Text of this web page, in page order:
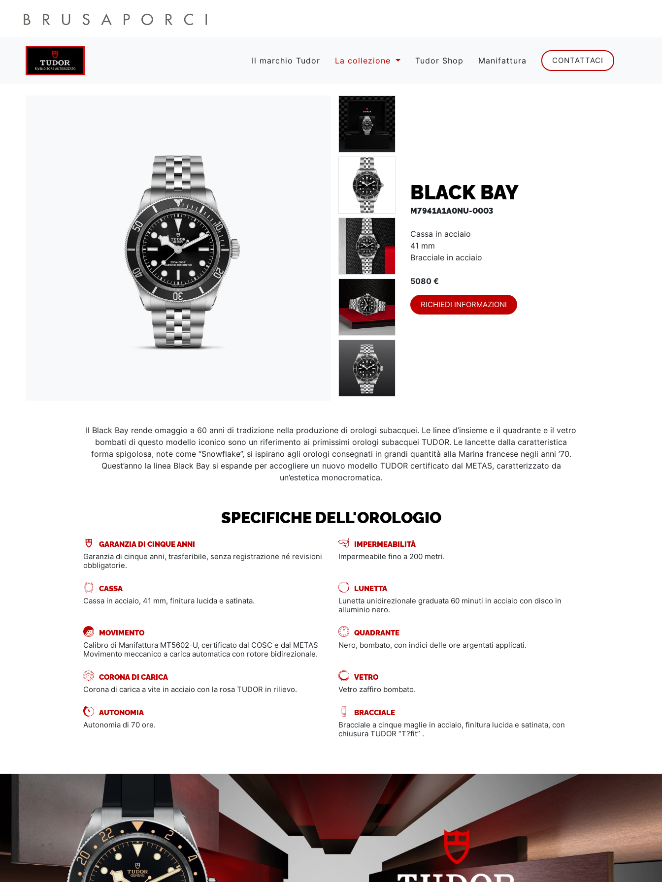
Il marchio Tudor La collezione Tudor Shop Manifattura CONTATTACI
BLACK BAY
M7941A1A0NU-0003
Cassa in acciaio
41 mm
Bracciale in acciaio
5080 €
RICHIEDI INFORMAZIONI
Il Black Bay rende omaggio a 60 anni di tradizione nella produzione di orologi subacquei. Le linee d’insieme e il quadrante e il vetro
bombati di questo modello iconico sono un riferimento ai primissimi orologi subacquei TUDOR. Le lancette dalla caratteristica
forma spigolosa, note come “Snowflake”, si ispirano agli orologi consegnati in grandi quantità alla Marina francese negli anni ’70.
Quest’anno la linea Black Bay si espande per accogliere un nuovo modello TUDOR certificato dal METAS, caratterizzato da
un’estetica monocromatica.
SPECIFICHE DELL'OROLOGIO
GARANZIA DI CINQUE ANNI
Garanzia di cinque anni, trasferibile, senza registrazione né revisioni
obbligatorie.
IMPERMEABILITÀ
Impermeabile fino a 200 metri.
CASSA
Cassa in acciaio, 41 mm, finitura lucida e satinata.
LUNETTA
Lunetta unidirezionale graduata 60 minuti in acciaio con disco in
alluminio nero.
MOVIMENTO
Calibro di Manifattura MT5602-U, certificato dal COSC e dal METAS
Movimento meccanico a carica automatica con rotore bidirezionale.
QUADRANTE
Nero, bombato, con indici delle ore argentati applicati.
CORONA DI CARICA
Corona di carica a vite in acciaio con la rosa TUDOR in rilievo.
VETRO
Vetro zaffiro bombato.
AUTONOMIA
Autonomia di 70 ore.
BRACCIALE
Bracciale a cinque maglie in acciaio, finitura lucida e satinata, con
chiusura TUDOR “T?fit” .